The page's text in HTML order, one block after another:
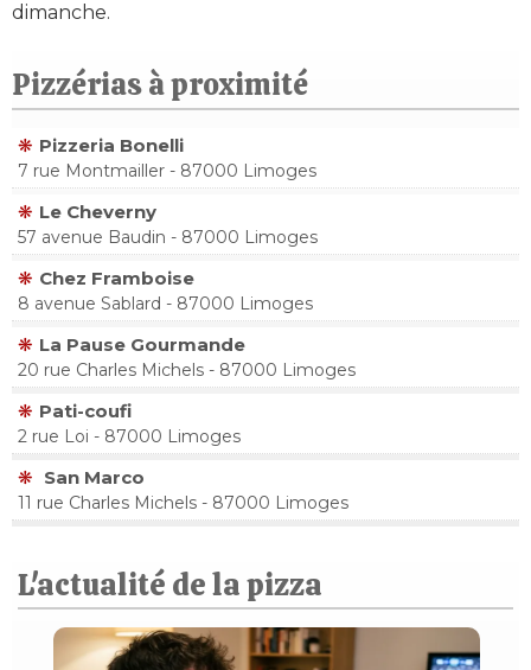
dimanche.
Pizzérias à proximité
Pizzeria Bonelli
7 rue Montmailler - 87000 Limoges
Le Cheverny
57 avenue Baudin - 87000 Limoges
Chez Framboise
8 avenue Sablard - 87000 Limoges
La Pause Gourmande
20 rue Charles Michels - 87000 Limoges
Pati-coufi
2 rue Loi - 87000 Limoges
San Marco
11 rue Charles Michels - 87000 Limoges
L'actualité de la pizza